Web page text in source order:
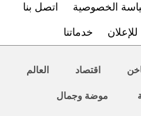
الخصوصية اتصل بنا
للإعلان خدماتنا
اقتصاد العالم
موضة وجمال